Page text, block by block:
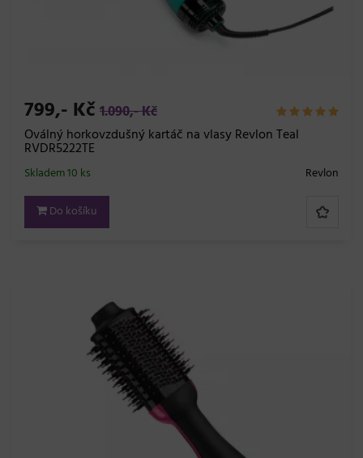
799,- Kč 1.090,- Kč
Oválný horkovzdušný kartáč na vlasy Revlon Teal
RVDR5222TE
Revlon
Skladem 10 ks
Do košíku